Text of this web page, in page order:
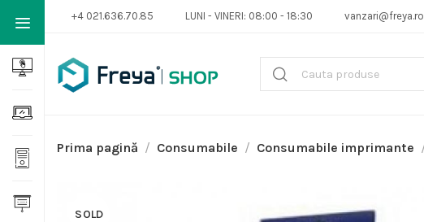
+4 021.636.70.85 LUNI - VINERI: 08:00 - 18:30 vanzari@freya.ro
Prima pagină Consumabile Consumabile imprimante
SOLD